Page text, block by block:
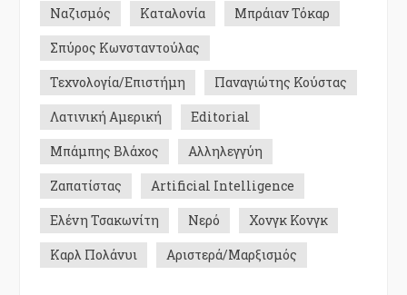
Ναζισμός
Καταλονία
Μπράιαν Τόκαρ
Σπύρος Κωνσταντούλας
Τεχνολογία/Επιστήμη
Παναγιώτης Κούστας
Λατινική Αμερική
Editorial
Μπάμπης Βλάχος
Αλληλεγγύη
Ζαπατίστας
Artificial Intelligence
Ελένη Τσακωνίτη
Νερό
Χονγκ Κονγκ
Καρλ Πολάνυι
Αριστερά/Μαρξισμός